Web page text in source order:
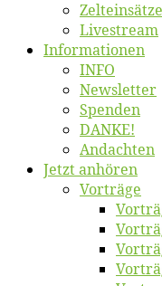
Zelt­ein­sät­ze
Live­stream
Informatio­nen
INFO
News­let­ter
Spen­den
DANKE!
An­dach­ten
Jetzt an­hö­ren
Vor­trä­ge